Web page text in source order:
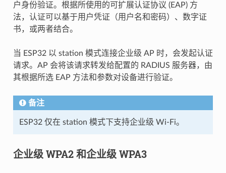
户身份验证。根据所使用的可扩展认证协议 (EAP) 方
法，认证可以基于用户凭证（用户名和密码）、数字证
书，或两者结合。
当 ESP32 以 station 模式连接企业级 AP 时，会发起认证
请求。AP 会将该请求转发给配置的 RADIUS 服务器，由
其根据所选 EAP 方法和参数对设备进行验证。
备注
ESP32 仅在 station 模式下支持企业级 Wi-Fi。
企业级 WPA2 和企业级 WPA3